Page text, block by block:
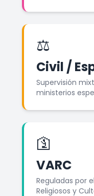
⚖️
Civil /
Supervisión
ministerios
🛐
VARC
Reguladas por
Religiosos y